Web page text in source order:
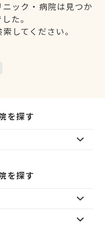
ック・病院は見つか
た。
してください。
を探す
を探す